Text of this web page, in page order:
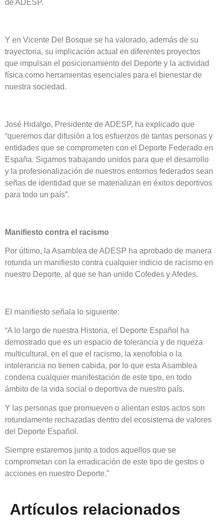
de ADESP.
Y en Vicente Del Bosque se ha valorado, además de su
trayectoria, su implicación actual en diferentes proyectos
que impulsan el posicionamiento del Deporte y la actividad
física como herramientas esenciales para el bienestar de
nuestra sociedad.
José Hidalgo, Presidente de ADESP, ha explicado que
“queremos dar difusión a los esfuerzos de tantas personas y
entidades que se comprometen con el Deporte Federado en
España. Sigamos trabajando unidos para que el desarrollo
y la profesionalización de nuestros entornos federados sean
señas de identidad que se materializan en éxitos deportivos
para todo un país”.
Manifiesto contra el racismo
Por último, la Asamblea de ADESP ha aprobado de manera
rotunda un manifiesto contra cualquier indicio de racismo en
nuestro Deporte, al que se han unido Cofedes y Afedes.
El manifiesto señala lo siguiente:
“A lo largo de nuestra Historia, el Deporte Español ha
demostrado que es un espacio de tolerancia y de riqueza
multicultural, en el que el racismo, la xenofobia o la
intolerancia no tienen cabida, por lo que esta Asamblea
condena cualquier manifestación de este tipo, en todo
ámbito de la vida social o deportiva de nuestro país.
Y las personas que promueven o alientan estos actos son
rotundamente rechazadas dentro del ecosistema de valores
del Deporte Español.
Siempre estaremos junto a todos aquellos que se
comprometan con la erradicación de este tipo de gestos o
acciones en nuestro Deporte.”
Artículos relacionados